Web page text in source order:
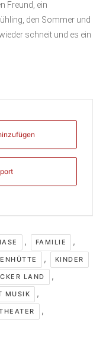
Freund, ein
den Sommer und
schneit und es ein
, FAMILIE ,
, KINDER
LAND ,
MUSIK ,
,